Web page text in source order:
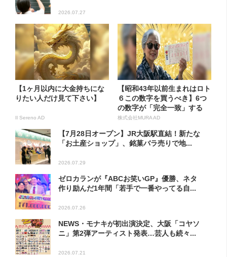
2026.07.27
【1ヶ月以内に大金持ちにな
りたい人だけ見て下さい】
Il Sereno AD
【昭和43年以前生まれはロト
６この数字を買うべき】6つ
の数字が「完全一致」する
方...
株式会社MURA AD
【7月28日オープン】JR大阪駅直結！新たな
「お土産ショップ」、銘菓バラ売りで地...
2026.07.29
ゼロカランが『ABCお笑いGP』優勝、ネタ
作り励んだ1年間「若手で一番やってる自...
2026.07.26
NEWS・モナキが初出演決定、大阪「コヤソ
ニ」第2弾アーティスト発表…芸人も続々...
2026.07.21